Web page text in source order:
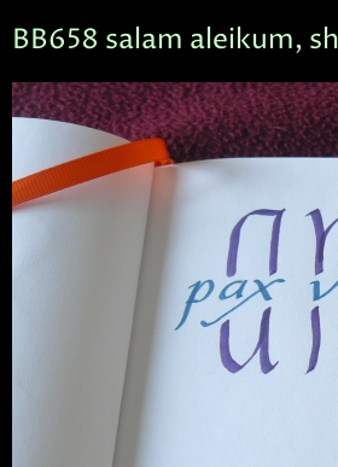
BB658 salam aleikum,